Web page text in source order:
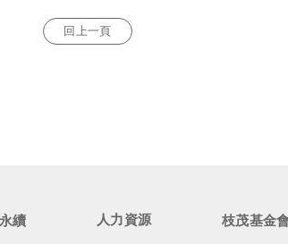
回上一頁
續 人力資源 枝茂基金